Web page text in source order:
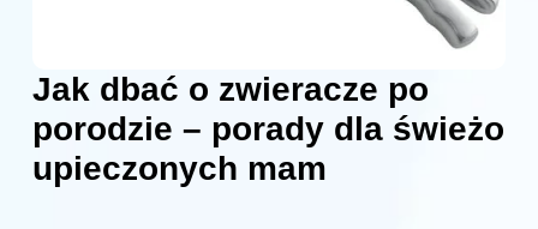
Jak dbać o zwieracze po
porodzie – porady dla świeżo
upieczonych mam